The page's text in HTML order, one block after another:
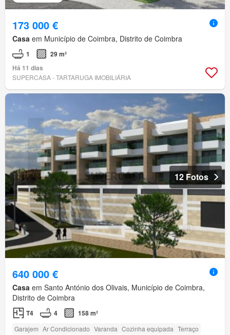
173 000 €
Casa em Município de Coimbra, Distrito de Coimbra
1
29 m²
Há 11 dias
SUPERCASA - TARTARUGA IMOBILIÁRIA
12 Fotos
640 000 €
Casa em Santo António dos Olivais, Município de Coimbra,
Distrito de Coimbra
T4 4 158 m²
Garajem Ar Condicionado Varanda Cozinha equipada Terraço